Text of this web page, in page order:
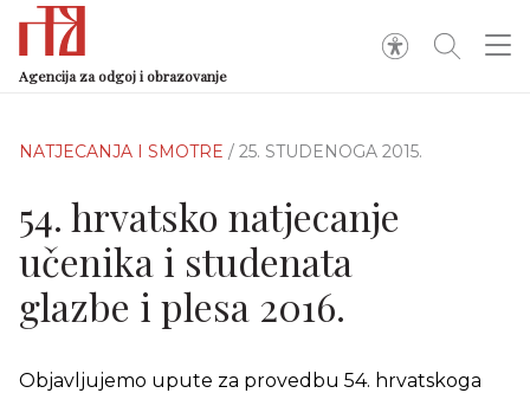
Agencija za odgoj i obrazovanje
NATJECANJA I SMOTRE / 25. STUDENOGA 2015.
54. hrvatsko natjecanje
učenika i studenata
glazbe i plesa 2016.
Objavljujemo upute za provedbu 54. hrvatskoga